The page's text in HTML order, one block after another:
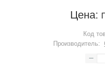
Цена:
Код
Производитель: